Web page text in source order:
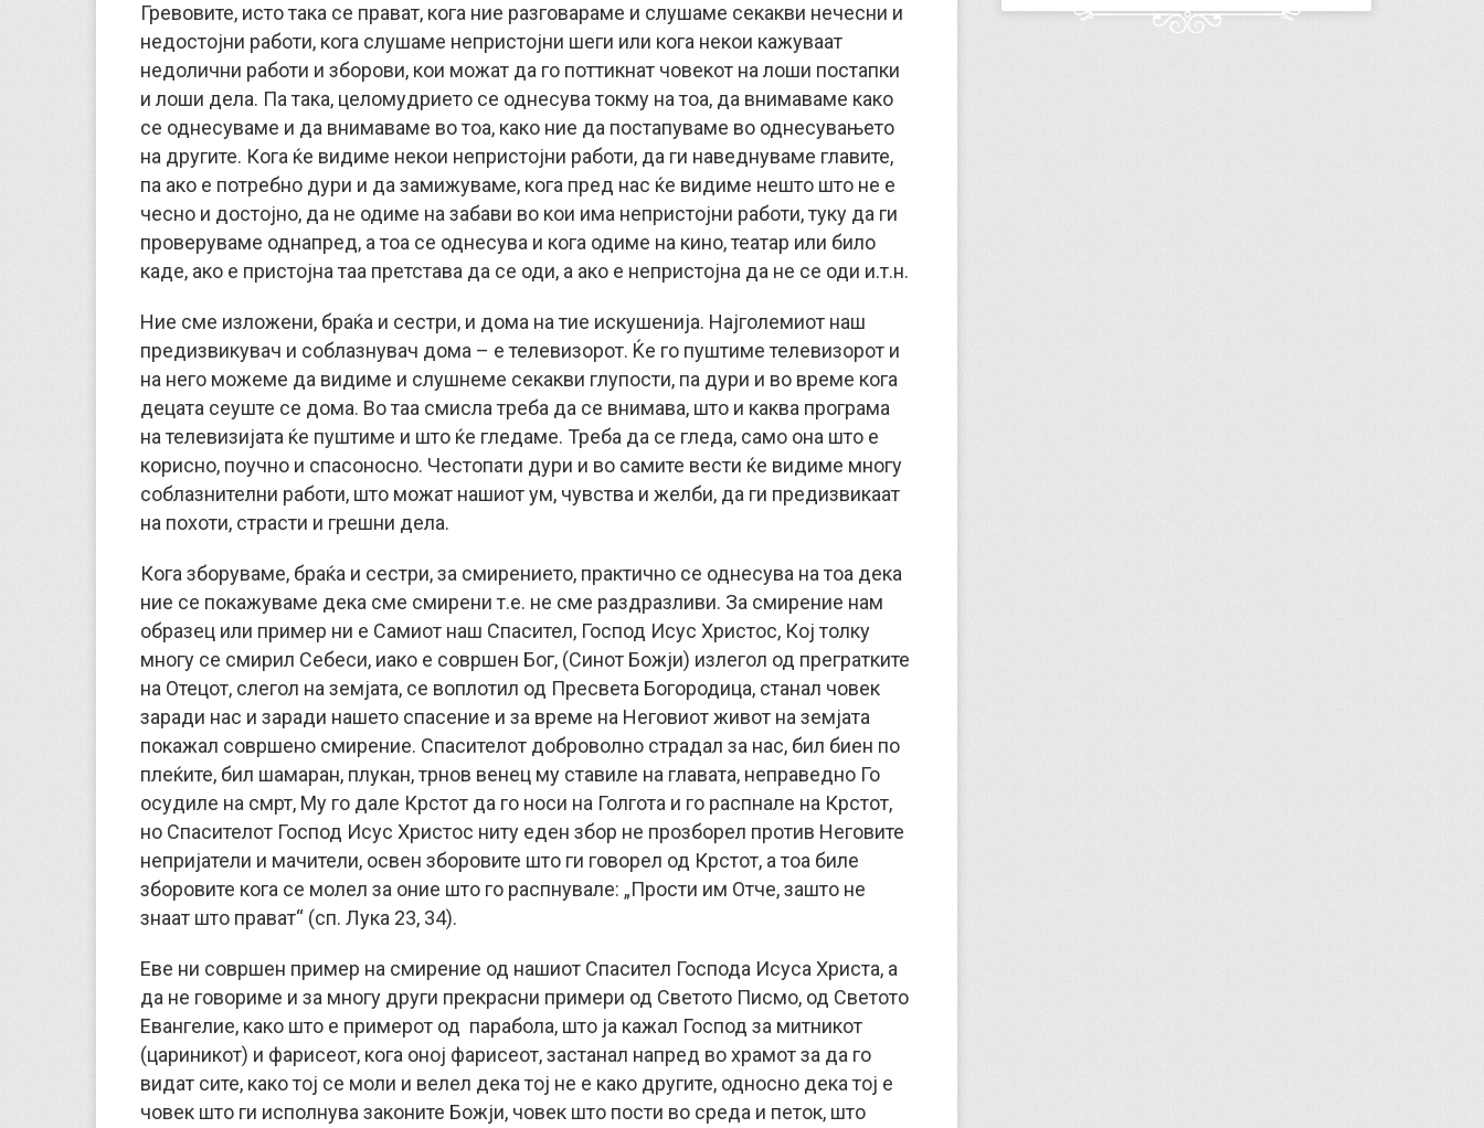
Гревовите, исто така се прават, кога ние разговараме и слушаме секакви нечесни и
недостојни работи, кога слушаме непристојни шеги или кога некои кажуваат
недолични работи и зборови, кои можат да го поттикнат човекот на лоши постапки
и лоши дела. Па така, целомудрието се однесува токму на тоа, да внимаваме како
се однесуваме и да внимаваме во тоа, како ние да постапуваме во однесувањето
на другите. Кога ќе видиме некои непристојни работи, да ги наведнуваме главите,
па ако е потребно дури и да замижуваме, кога пред нас ќе видиме нешто што не е
чесно и достојно, да не одиме на забави во кои има непристојни работи, туку да ги
проверуваме однапред, а тоа се однесува и кога одиме на кино, театар или било
каде, ако е пристојна таа претстава да се оди, а ако е непристојна да не се оди и.т.н.
Ние сме изложени, браќа и сестри, и дома на тие искушенија. Најголемиот наш
предизвикувач и соблазнувач дома – е телевизорот. Ќе го пуштиме телевизорот и
на него можеме да видиме и слушнеме секакви глупости, па дури и во време кога
децата сеуште се дома. Во таа смисла треба да се внимава, што и каква програма
на телевизијата ќе пуштиме и што ќе гледаме. Треба да се гледа, само она што е
корисно, поучно и спасоносно. Честопати дури и во самите вести ќе видиме многу
соблазнителни работи, што можат нашиот ум, чувства и желби, да ги предизвикаат
на похоти, страсти и грешни дела.
Кога зборуваме, браќа и сестри, за смирението, практично се однесува на тоа дека
ние се покажуваме дека сме смирени т.е. не сме раздразливи. За смирение нам
образец или пример ни е Самиот наш Спасител, Господ Исус Христос, Кој толку
многу се смирил Себеси, иако е совршен Бог, (Синот Божји) излегол од прегратките
на Отецот, слегол на земјата, се воплотил од Пресвета Богородица, станал човек
заради нас и заради нашето спасение и за време на Неговиот живот на земјата
покажал совршено смирение. Спасителот доброволно страдал за нас, бил биен по
плеќите, бил шамаран, плукан, трнов венец му ставиле на главата, неправедно Го
осудиле на смрт, Му го дале Крстот да го носи на Голгота и го распнале на Крстот,
но Спасителот Господ Исус Христос ниту еден збор не прозборел против Неговите
непријатели и мачители, освен зборовите што ги говорел од Крстот, а тоа биле
зборовите кога се молел за оние што го распнувале: „Прости им Отче, зашто не
знаат што прават“ (сп. Лука 23, 34).
Еве ни совршен пример на смирение од нашиот Спасител Господа Исуса Христа, а
да не говориме и за многу други прекрасни примери од Светото Писмо, од Светото
Евангелие, како што е примерот од парабола, што ја кажал Господ за митникот
(цариникот) и фарисеот, кога оној фарисеот, застанал напред во храмот за да го
видат сите, како тој се моли и велел дека тој не е како другите, односно дека тој е
човек што ги исполнува законите Божји, човек што пости во среда и петок, што